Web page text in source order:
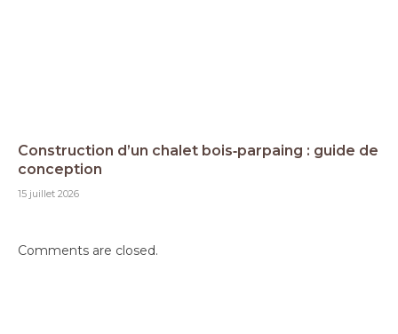
Construction d’un chalet bois‑parpaing : guide de
conception
15 juillet 2026
Comments are closed.